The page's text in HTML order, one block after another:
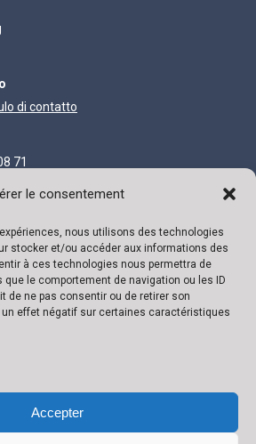
le consentement
nous utilisons des technologies
stocker et/ou accéder aux informations des
à ces technologies nous permettra de
le comportement de navigation ou les ID
de ne pas consentir ou de retirer son
effet négatif sur certaines caractéristiques
Accepter
di contatto
71
di 111.300 €
Autorizzazione N° 136879/2 Partita
ING IBAN: LU02 0141 0443 4790 0000